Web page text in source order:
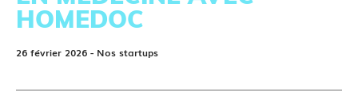
HOMEDOC
26 février 2026 - Nos startups